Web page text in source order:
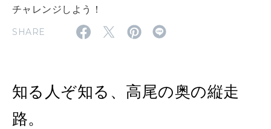
WORK&MONEY
チャレンジしよう！
SHARE
知る人ぞ知る、高尾の奥の縦走
路。